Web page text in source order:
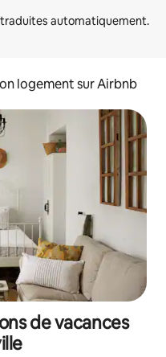
logement sur Airbnb
de vacances